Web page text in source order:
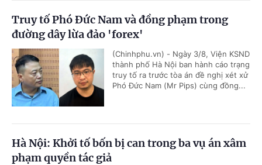
Truy tố Phó Đức Nam và đồng phạm trong
đường dây lừa đảo 'forex'
(Chinhphu.vn) - Ngày 3/8, Viện KSND
thành phố Hà Nội ban hành cáo trạng
truy tố ra trước tòa án đề nghị xét xử
Phó Đức Nam (Mr Pips) cùng đồng...
Hà Nội: Khởi tố bốn bị can trong ba vụ án xâm
phạm quyền tác giả